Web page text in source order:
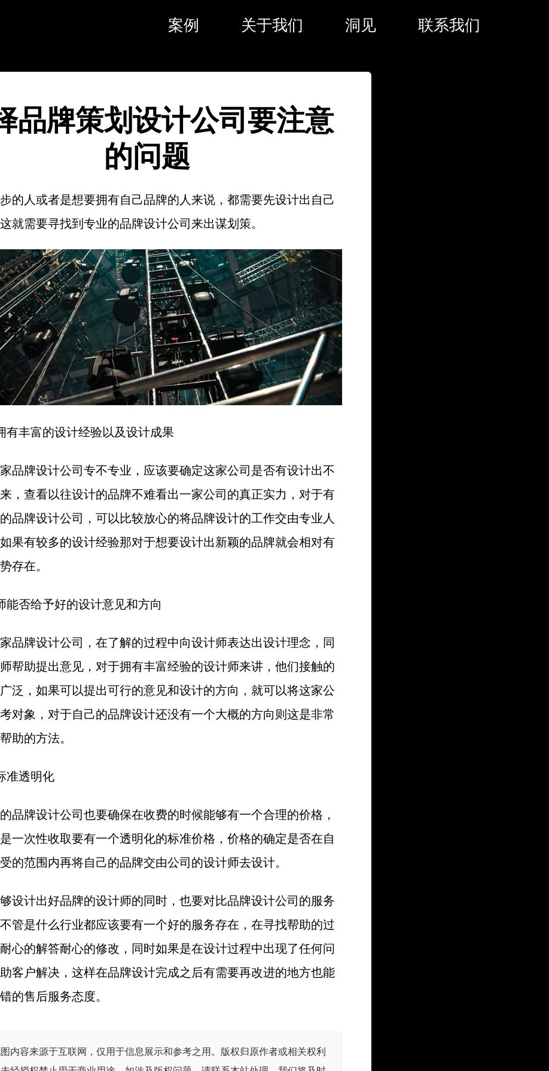
案例 关于我们 洞见 联系我们
品牌策划设计公司要注意
的问题
的人或者是想要拥有自己品牌的人来说，都需要先设计出自己
就需要寻找到专业的品牌设计公司来出谋划策。
有丰富的设计经验以及设计成果
品牌设计公司专不专业，应该要确定这家公司是否有设计出不
，查看以往设计的品牌不难看出一家公司的真正实力，对于有
品牌设计公司，可以比较放心的将品牌设计的工作交由专业人
果有较多的设计经验那对于想要设计出新颖的品牌就会相对有
存在。
能否给予好的设计意见和方向
品牌设计公司，在了解的过程中向设计师表达出设计理念，同
帮助提出意见，对于拥有丰富经验的设计师来讲，他们接触的
泛，如果可以提出可行的意见和设计的方向，就可以将这家公
对象，对于自己的品牌设计还没有一个大概的方向则这是非常
助的方法。
准透明化
品牌设计公司也要确保在收费的时候能够有一个合理的价格，
一次性收取要有一个透明化的标准价格，价格的确定是否在自
的范围内再将自己的品牌交由公司的设计师去设计。
设计出好品牌的设计师的同时，也要对比品牌设计公司的服务
管是什么行业都应该要有一个好的服务存在，在寻找帮助的过
心的解答耐心的修改，同时如果是在设计过程中出现了任何问
客户解决，这样在品牌设计完成之后有需要再改进的地方也能
的售后服务态度。
内容来源于互联网，仅用于信息展示和参考之用。版权归原作者或相关权利